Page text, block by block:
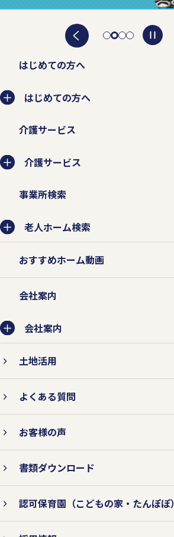
はじめての方へ
はじめての方へ
介護サービス
介護サービス
事業所検索
老人ホーム検索
おすすめホーム動画
会社案内
会社案内
土地活用
よくある質問
お客様の声
書類ダウンロード
認可保育園 （こどもの家・たんぽぽ）